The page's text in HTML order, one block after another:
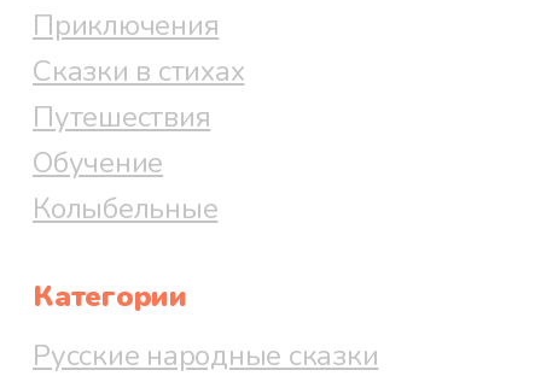
Приключения
Сказки в стихах
Путешествия
Обучение
Колыбельные
Категории
Русские народные сказки